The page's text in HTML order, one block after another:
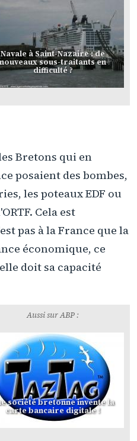
Navale à Saint-Nazaire : de
nouveaux sous-traitants en
difficulté ?
Bretons qui en
posaient des bombes,
les poteaux EDF ou
Cela est
pas à la France que la
économique, ce
doit sa capacité
Aussi sur ABP :
société bretonne invente la
carte bancaire digitale !